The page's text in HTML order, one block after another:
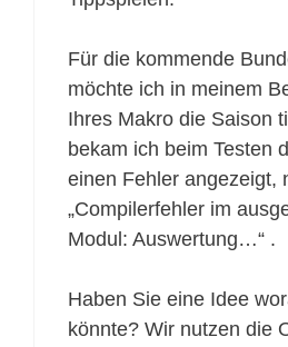
Für die kommende
möchte ich in meinem
Ihres Makro die Saison
bekam ich beim Testen
einen Fehler angezeigt,
„Compilerfehler im
Modul: Auswertung…“ .
Haben Sie eine Idee
könnte? Wir nutzen die